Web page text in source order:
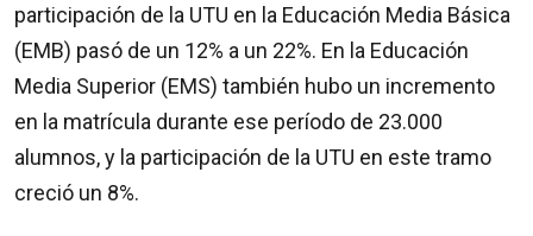
participación de la UTU en la Educación Media Básica
(EMB) pasó de un 12% a un 22%. En la Educación
Media Superior (EMS) también hubo un incremento
en la matrícula durante ese período de 23.000
alumnos, y la participación de la UTU en este tramo
creció un 8%.